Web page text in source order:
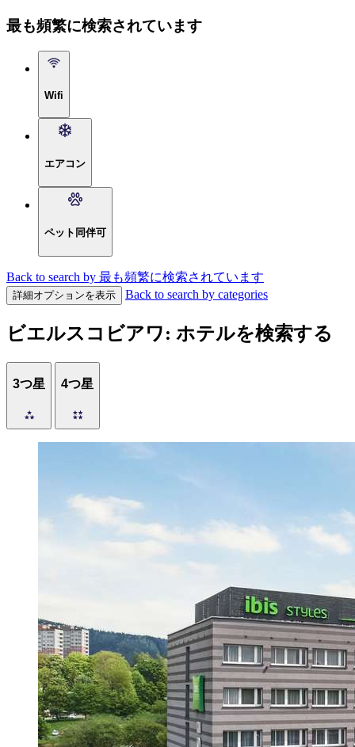
最も頻繁に検索されています
Wifi
エアコン
ペット同伴可
Back to search by 最も頻繁に検索されています
詳細オプションを表示 Back to search by categories
ビエルスコビアワ: ホテルを検索する
3つ星 4つ星